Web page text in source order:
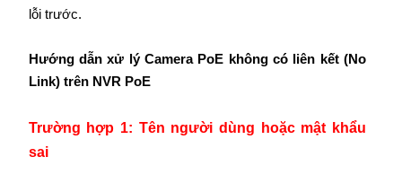
lỗi trước.
Hướng dẫn xử lý Camera PoE không có liên kết (No
Link) trên NVR PoE
Trường hợp 1: Tên người dùng hoặc mật khẩu
sai